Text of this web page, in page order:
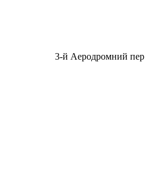
3-й Аеродромний пер